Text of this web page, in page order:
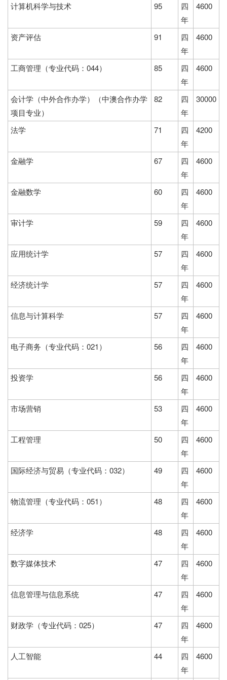
计算机科学与技术 95
四
年
4600
资产评估 91
四
年
4600
工商管理（专业代码：044） 85
四
年
4600
会计学（中外合作办学）（中澳合作办学
项目专业）
82
四
年
30000
法学 71
四
年
4200
金融学 67
四
年
4600
金融数学 60
四
年
4600
审计学 59
四
年
4600
应用统计学 57
四
年
4600
经济统计学 57
四
年
4600
信息与计算科学 57
四
年
4600
电子商务（专业代码：021） 56
四
年
4600
投资学 56
四
年
4600
市场营销 53
四
年
4600
工程管理 50
四
年
4600
国际经济与贸易（专业代码：032） 49
四
年
4600
物流管理（专业代码：051） 48
四
年
4600
经济学 48
四
年
4600
数字媒体技术 47
四
年
4600
信息管理与信息系统 47
四
年
4600
财政学（专业代码：025） 47
四
年
4600
人工智能 44
四
年
4600